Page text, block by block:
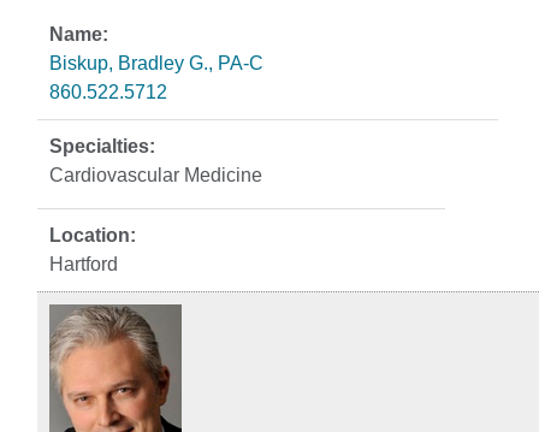
Biskup, Bradley G., PA-C
860.522.5712
Cardiovascular Medicine
Hartford